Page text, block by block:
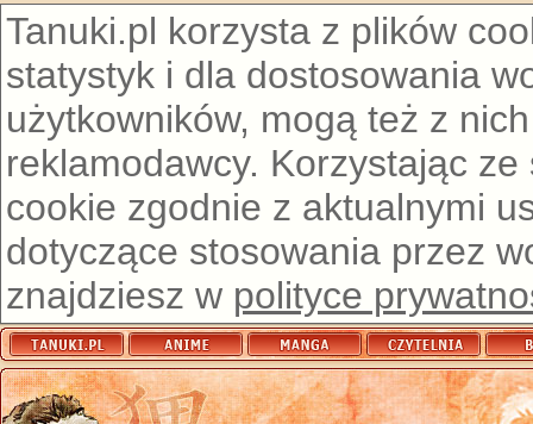
Tanuki.pl korzysta z plików
statystyk i dla dostosowania
użytkowników, mogą też z
reklamodawcy. Korzystając
cookie zgodnie z aktualnymi
dotyczące stosowania przez
znajdziesz w polityce